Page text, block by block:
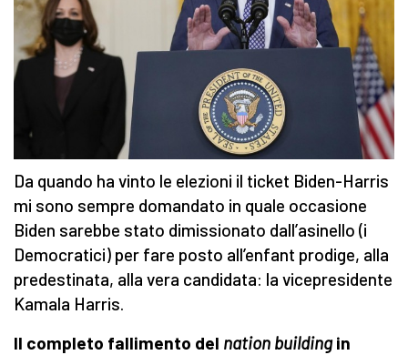
Da quando ha vinto le elezioni il ticket Biden-Harris
mi sono sempre domandato in quale occasione
Biden sarebbe stato dimissionato dall’asinello (i
Democratici) per fare posto all’enfant prodige, alla
predestinata, alla vera candidata: la vicepresidente
Kamala Harris.
Il completo fallimento del nation buildingin